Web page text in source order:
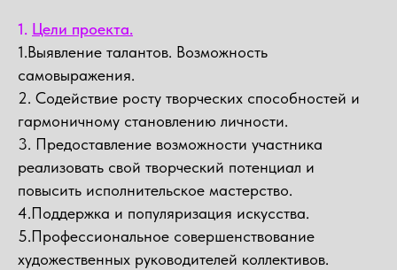
1. Цели проекта.
1.Выявление талантов. Возможность
самовыражения.
2. Содействие росту творческих способностей и
гармоничному становлению личности.
3. Предоставление возможности участника
реализовать свой творческий потенциал и
повысить исполнительское мастерство.
4.Поддержка и популяризация искусства.
5.Профессиональное совершенствование
художественных руководителей коллективов.